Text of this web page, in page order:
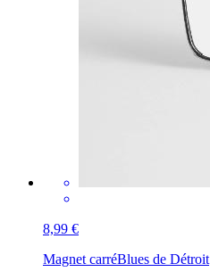
8,99 €
Magnet carréBlues de Détroit